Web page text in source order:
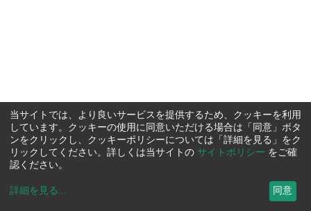
当サイトでは、より良いサービスを提供するため、クッキーを利用
しています。クッキーの使用に同意いただける場合は「同意」ボタ
ンをクリックし、クッキーポリシーについては「詳細を見る」をク
リックしてください。詳しくは当サイトの サイトポリシー をご確
認ください。
詳細を見る ... 同意